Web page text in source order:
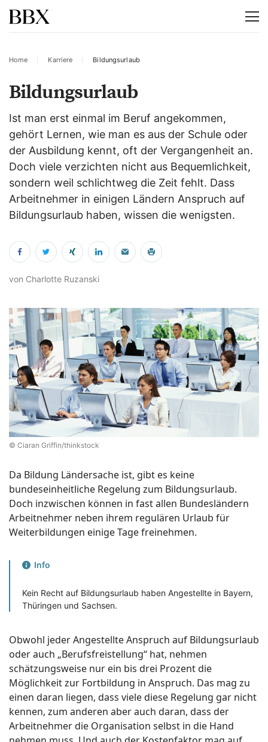
Home Karriere Bildungsurlaub
Bildungsurlaub
Ist man erst einmal im Beruf angekommen,
gehört Lernen, wie man es aus der Schule oder
der Ausbildung kennt, oft der Vergangenheit an.
Doch viele verzichten nicht aus Bequemlichkeit,
sondern weil schlichtweg die Zeit fehlt. Dass
Arbeitnehmer in einigen Ländern Anspruch auf
Bildungsurlaub haben, wissen die wenigsten.
von Charlotte Ruzanski
© Ciaran Griffin/thinkstock
Da Bildung Ländersache ist, gibt es keine
bundeseinheitliche Regelung zum Bildungsurlaub.
Doch inzwischen können in fast allen Bundesländern
Arbeitnehmer neben ihrem regulären Urlaub für
Weiterbildungen einige Tage freinehmen.
Info
Kein Recht auf Bildungsurlaub haben Angestellte in Bayern,
Thüringen und Sachsen.
Obwohl jeder Angestellte Anspruch auf Bildungsurlaub
oder auch „Berufsfreistellung“ hat, nehmen
schätzungsweise nur ein bis drei Prozent die
Möglichkeit zur Fortbildung in Anspruch. Das mag zu
einen daran liegen, dass viele diese Regelung gar nicht
kennen, zum anderen aber auch daran, dass der
Arbeitnehmer die Organisation selbst in die Hand